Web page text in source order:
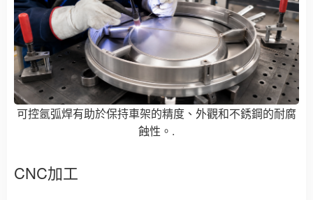
可控氬弧焊有助於保持車架的精度、外觀和不銹鋼的耐腐
蝕性。.
CNC加工